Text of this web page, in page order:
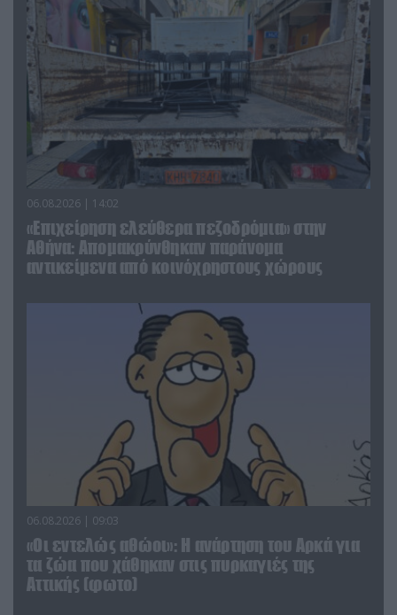
06.08.2026 | 14:02
«Επιχείρηση ελεύθερα πεζοδρόμια» στην
Αθήνα: Απομακρύνθηκαν παράνομα
αντικείμενα από κοινόχρηστους χώρους
06.08.2026 | 09:03
«Οι εντελώς αθώοι»: Η ανάρτηση του Αρκά για
τα ζώα που χάθηκαν στις πυρκαγιές της
Αττικής (φωτο)